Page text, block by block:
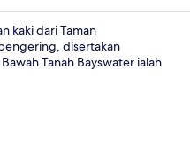
Standard
kaki dari Taman
disertakan
Tanah Bayswater ialah